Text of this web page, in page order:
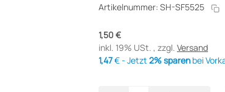
Artikelnummer: SH-SF5525
1,50 €
inkl. 19% USt. , zzgl. Versand
1,47€ - Jetzt 2% sparen bei